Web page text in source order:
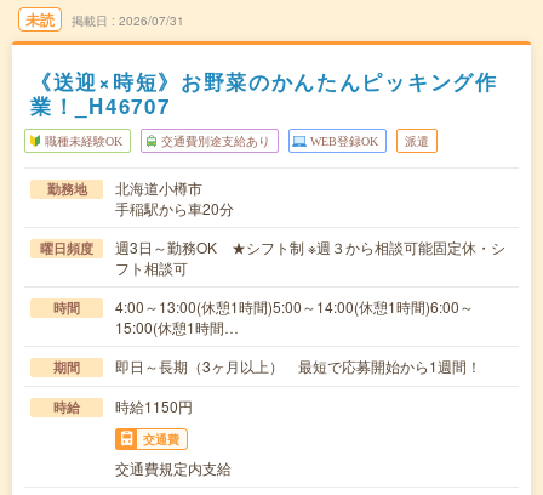
未読 掲載日 2026/07/31
《送迎×時短》お野菜のかんたんピッキング作
業！_H46707
職種未経験OK 交通費別途支給あり WEB登録OK 派遣
勤務地
北海道小樽市
手稲駅から車20分
曜日頻度
週3日～勤務OK ★シフト制 ※週３から相談可能固定休・シ
フト相談可
時間
4:00～13:00(休憩1時間)5:00～14:00(休憩1時間)6:00～
15:00(休憩1時間…
期間 即日～長期（3ヶ月以上） 最短で応募開始から1週間！
時給 時給1150円
交通費
交通費規定内支給